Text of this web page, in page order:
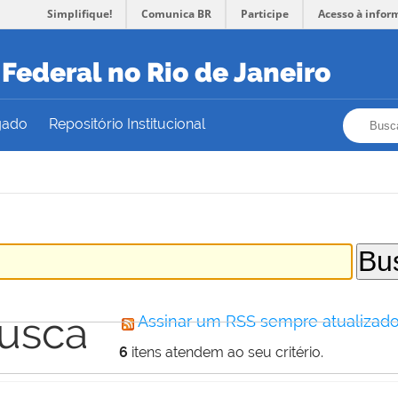
Simplifique! Comunica BR Participe Acesso à
no Rio de Janeiro
Repositório Institucional
Assinar um RSS sempre
6 itens atendem ao seu critério.